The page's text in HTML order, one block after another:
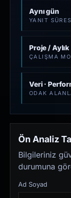
Aynı gün
YANIT
Proje / Aylık
ÇALIŞMA
Veri ·
ODAK
Ön Analiz
Bilgileriniz
durumuna
Ad Soyad